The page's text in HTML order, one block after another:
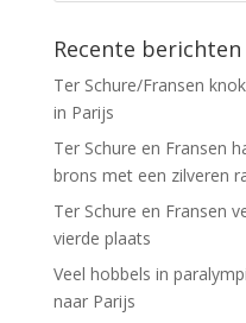
Recente berichten
Ter Schure/Fransen
in Parijs
Ter Schure en Fransen
brons met een zilveren
Ter Schure en Fransen
vierde plaats
Veel hobbels in
naar Parijs